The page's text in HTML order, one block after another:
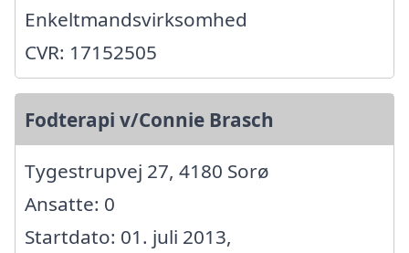
Enkeltmandsvirksomhed
CVR: 17152505
Fodterapi v/Connie Brasch
Tygestrupvej 27, 4180 Sorø
Ansatte: 0
Startdato: 01. juli 2013,